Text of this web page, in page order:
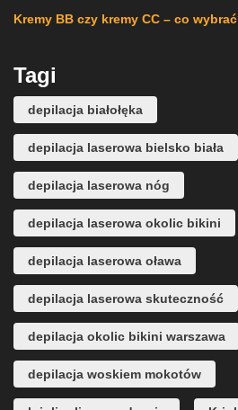
Kremy BB czy kremy CC – co
Tagi
depilacja białołęka
depilacja laserowa bielsko biała
depilacja laserowa nóg
depilacja laserowa okolic bikini
depilacja laserowa oława
depilacja laserowa skuteczność
depilacja okolic bikini warszawa
depilacja woskiem mokotów